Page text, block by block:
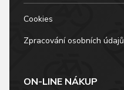
Cookies
Zpracování osobních údajů
ON-LINE NÁKUP